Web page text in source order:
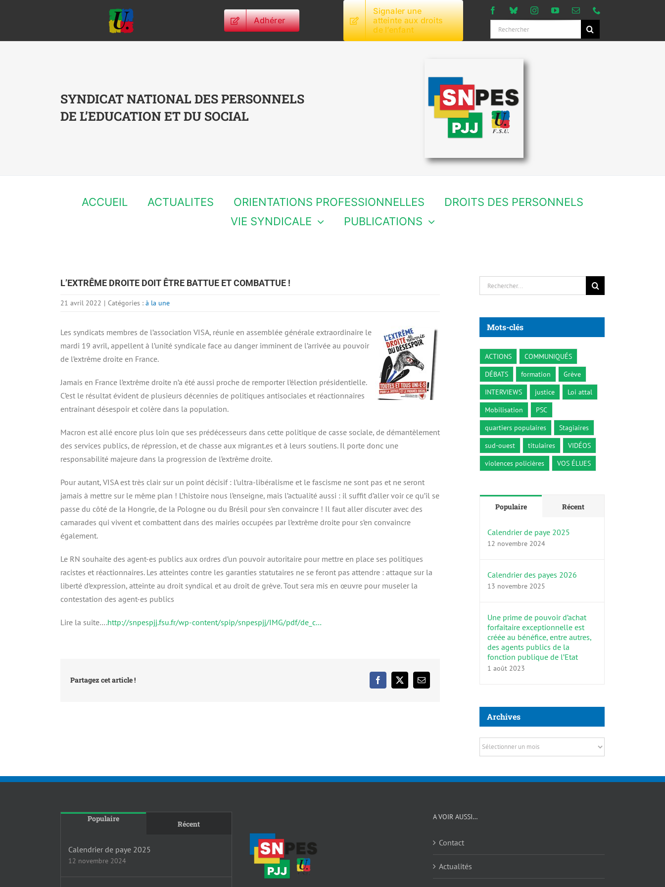
Adhérer
Signaler une
atteinte aux droits
de l’enfant
Rechercher:
SYNDICAT NATIONAL DES PERSONNELS
DE L’EDUCATION ET DU SOCIAL
ACCUEIL ACTUALITES ORIENTATIONS PROFESSIONNELLES
DROITS DES PERSONNELS
VIE SYNDICALE
PUBLICATIONS
L’EXTRÊME DROITE DOIT ÊTRE BATTUE ET COMBATTUE !
21 avril 2022 | Catégories : à la une
Les syndicats membres de l’association VISA, réunie en assemblée générale extraordinaire le
mardi 19 avril, appellent à l’unité syndicale face au danger imminent de l’arrivée au pouvoir
de l’extrême droite en France.
Jamais en France l’extrême droite n’a été aussi proche de remporter l’élection présidentielle.
C’est le résultat évident de plusieurs décennies de politiques antisociales et réactionnaires
entrainant désespoir et colère dans la population.
Macron est allé encore plus loin que ses prédécesseurs dans cette politique de casse sociale, de démantèlement
des services publics, de répression, et de chasse aux migrant.es et à leurs soutiens. Il porte donc une
responsabilité majeure dans la progression de l’extrême droite.
Pour autant, VISA est très clair sur un point décisif : l’ultra-libéralisme et le fascisme ne sont pas et ne seront
jamais à mettre sur le même plan ! L’histoire nous l’enseigne, mais l’actualité aussi : il suffit d’aller voir ce qu’il se
passe du côté de la Hongrie, de la Pologne ou du Brésil pour s’en convaincre ! Il faut aller discuter avec des
camarades qui vivent et combattent dans des mairies occupées par l’extrême droite pour s’en convaincre
également.
Le RN souhaite des agent-es publics aux ordres d’un pouvoir autoritaire pour mettre en place ses politiques
racistes et réactionnaires. Les atteintes contre les garanties statutaires ne se feront pas attendre : attaque sur la
liberté d’expression, atteinte au droit syndical et au droit de grève. Tout sera mis en œuvre pour museler la
contestation des agent-es publics
Lire la suite….http://snpespjj.fsu.fr/wp-content/spip/snpespjj/IMG/pdf/de_c…
Partagez cet article ! Facebook
X Email
Rechercher:
Mots-clés
ACTIONS
COMMUNIQUÉS
DÉBATS
formation
Grève
INTERVIEWS
justice
Loi attal
Mobilisation
PSC
quartiers populaires
Stagiaires
sud-ouest
titulaires
VIDÉOS
violences policières
VOS ÉLUES
Populaire Récent
Calendrier de paye 2025
12 novembre 2024
Calendrier des payes 2026
13 novembre 2025
Une prime de pouvoir d’achat
forfaitaire exceptionnelle est
créée au bénéfice, entre autres,
des agents publics de la
fonction publique de l’Etat
1 août 2023
Archives
Archives
Populaire
Récent
Calendrier de paye 2025
12 novembre 2024
A VOIR AUSSI…
Contact
Actualités